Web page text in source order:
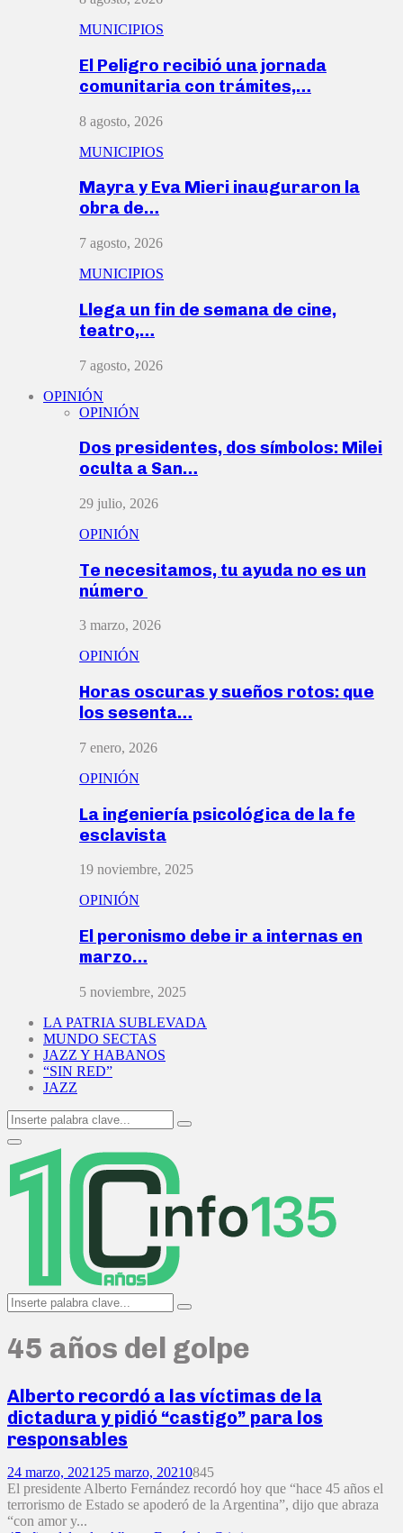
MUNICIPIOS
El Peligro recibió una jornada
comunitaria con trámites,…
8 agosto, 2026
MUNICIPIOS
Mayra y Eva Mieri inauguraron la
obra de…
7 agosto, 2026
MUNICIPIOS
Llega un fin de semana de cine,
teatro,…
7 agosto, 2026
OPINIÓN
OPINIÓN
Dos presidentes, dos símbolos: Milei
oculta a San…
29 julio, 2026
OPINIÓN
Te necesitamos, tu ayuda no es un
número
3 marzo, 2026
OPINIÓN
Horas oscuras y sueños rotos: que
los sesenta…
7 enero, 2026
OPINIÓN
La ingeniería psicológica de la fe
esclavista
19 noviembre, 2025
OPINIÓN
El peronismo debe ir a internas en
marzo…
5 noviembre, 2025
LA PATRIA SUBLEVADA
MUNDO SECTAS
JAZZ Y HABANOS
“SIN RED”
JAZZ
Search
for:
Search
Primary
Menu
Search
for:
Search
45 años del golpe
Alberto recordó a las víctimas de la
dictadura y pidió “castigo” para los
responsables
24 marzo, 2021 25 marzo, 20210845
El presidente Alberto Fernández recordó hoy que “hace 45 años el
terrorismo de Estado se apoderó de la Argentina”, dijo que abraza
“con amor y...